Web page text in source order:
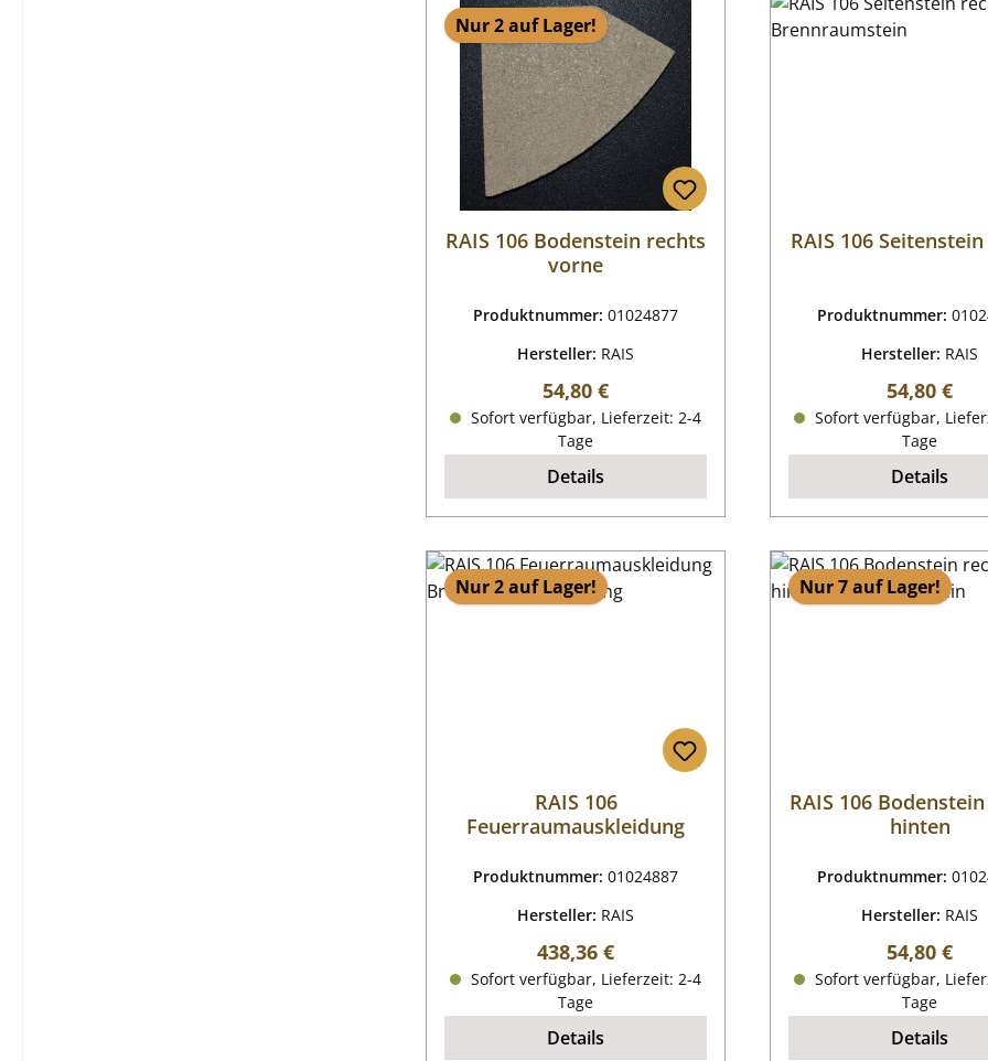
Nur 2 auf Lager!
RAIS 106 Bodenstein rechts
vorne
Produktnummer:01024877
Hersteller: RAIS
Regulärer Preis:
54,80 €
Sofort verfügbar, Lieferzeit: 2-4
Tage
Details
RAIS 106
Produktnummer:
Hersteller: RAIS
Regulärer
54,80 €
Sofort verfügbar,
Tage
Details
Nur 2 auf Lager!
RAIS 106
Feuerraumauskleidung
Produktnummer:01024887
Hersteller: RAIS
Regulärer Preis:
438,36 €
Sofort verfügbar, Lieferzeit: 2-4
Tage
Details
Nur 7 auf Lager!
RAIS 106
hinten
Produktnummer:
Hersteller: RAIS
Regulärer
54,80 €
Sofort verfügbar,
Tage
Details